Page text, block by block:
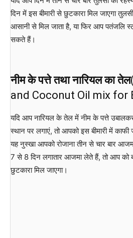
दिन में इस बीमारी से छुटकारा मिल जाएगा
आसानी से मिल जाता है, या फिर आप पतंजलि
सकते हैं।
नीम के पत्ते तथा नारियल का तेल
and Coconut Oil mix for
यदि आप नारियल के तेल में नीम के पत्ते
स्थान पर लगाएं, तो आपको इस बीमारी में
यह नुस्खा आपको रोजाना तीन से चार बार
7 से 8 दिन लगातार आजमा लेते हैं, तो आप को
छुटकारा मिल जाएगा।